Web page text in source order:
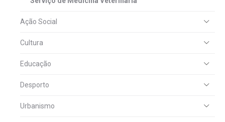
Ação Social
Cultura
Educação
Desporto
Urbanismo